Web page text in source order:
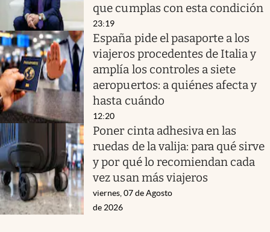
que cumplas con esta condición
23:19
España pide el pasaporte a los
viajeros procedentes de Italia y
amplía los controles a siete
aeropuertos: a quiénes afecta y
hasta cuándo
12:20
Poner cinta adhesiva en las
ruedas de la valija: para qué sirve
y por qué lo recomiendan cada
vez usan más viajeros
viernes, 07 de Agosto
de 2026